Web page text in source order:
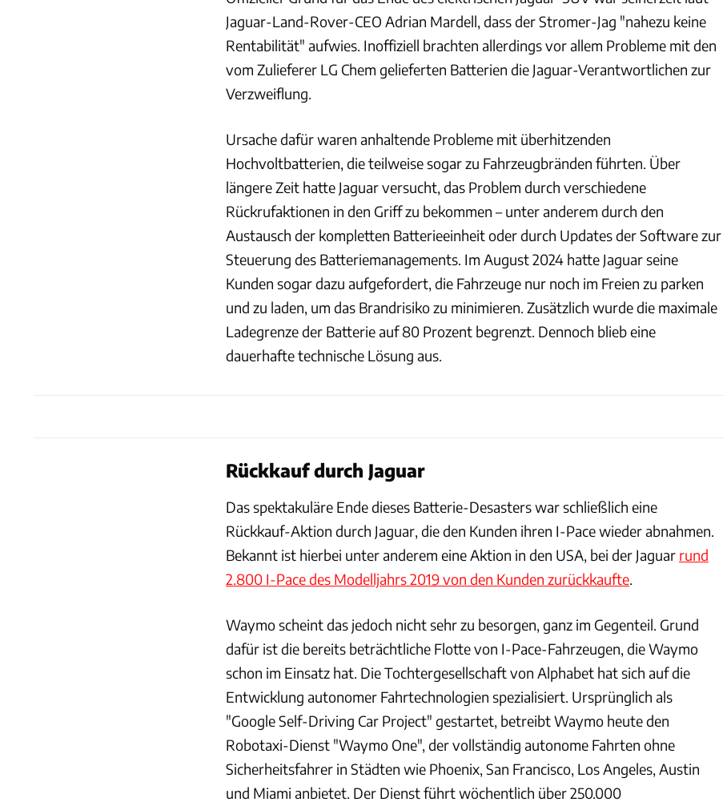
Jaguar-Land-Rover-CEO Adrian Mardell, dass der Stromer-Jag "nahezu keine
Rentabilität" aufwies. Inoffiziell brachten allerdings vor allem Probleme mit den
vom Zulieferer LG Chem gelieferten Batterien die Jaguar-Verantwortlichen zur
Verzweiflung.
Ursache dafür waren anhaltende Probleme mit überhitzenden
Hochvoltbatterien, die teilweise sogar zu Fahrzeugbränden führten. Über
längere Zeit hatte Jaguar versucht, das Problem durch verschiedene
Rückrufaktionen in den Griff zu bekommen – unter anderem durch den
Austausch der kompletten Batterieeinheit oder durch Updates der Software zur
Steuerung des Batteriemanagements. Im August 2024 hatte Jaguar seine
Kunden sogar dazu aufgefordert, die Fahrzeuge nur noch im Freien zu parken
und zu laden, um das Brandrisiko zu minimieren. Zusätzlich wurde die maximale
Ladegrenze der Batterie auf 80 Prozent begrenzt. Dennoch blieb eine
dauerhafte technische Lösung aus.
Rückkauf durch Jaguar
Das spektakuläre Ende dieses Batterie-Desasters war schließlich eine
Rückkauf-Aktion durch Jaguar, die den Kunden ihren I-Pace wieder abnahmen.
Bekannt ist hierbei unter anderem eine Aktion in den USA, bei der Jaguar rund
2.800 I-Pace des Modelljahrs 2019 von den Kunden zurückkaufte
Waymo scheint das jedoch nicht sehr zu besorgen, ganz im Gegenteil. Grund
dafür ist die bereits beträchtliche Flotte von I-Pace-Fahrzeugen, die Waymo
schon im Einsatz hat. Die Tochtergesellschaft von Alphabet hat sich auf die
Entwicklung autonomer Fahrtechnologien spezialisiert. Ursprünglich als
"Google Self-Driving Car Project" gestartet, betreibt Waymo heute den
Robotaxi-Dienst "Waymo One", der vollständig autonome Fahrten ohne
Sicherheitsfahrer in Städten wie Phoenix, San Francisco, Los Angeles, Austin
und Miami anbietet. Der Dienst führt wöchentlich über 250.000